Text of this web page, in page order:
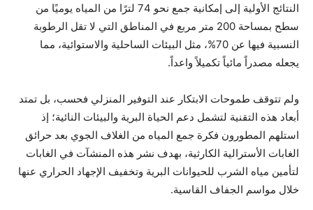
النتائج الأولية إلى إمكانية جمع نحو 74 لترًا من المياه يوميًا من
سطح بمساحة 200 متر مربع في المناطق التي لا تقل الرطوبة
النسبية فيها عن 70%، مثل البيئات الساحلية والاستوائية، مما
يجعله مصدراً مائياً تكميلاً واعداً.
​ولم تتوقف طموحات الابتكار عند التوفير المنزلي فحسب، بل تمتد
أبعاد هذه التقنية لتشمل دعم الحياة البرية والبيئات النائية؛ إذ
استلهم المطورون فكرة جمع المياه من الغلاف الجوي بعد حرائق
الغابات الأسترالية الكارثية، بهدف نشر هذه المنشآت في الغابات
لتأمين مياه الشرب للحيوانات البرية وتخفيف الإجهاد الحراري عنها
خلال مواسم الجفاف القاسية.